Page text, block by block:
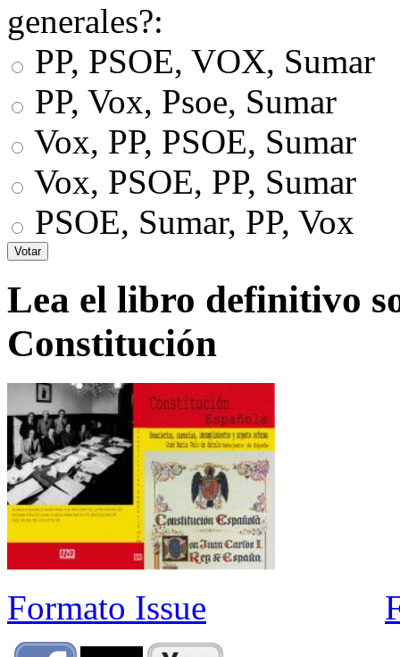
generales?:
PP, PSOE, VOX, Sumar
PP, Vox, Psoe, Sumar
Vox, PP, PSOE, Sumar
Vox, PSOE, PP, Sumar
PSOE, Sumar, PP, Vox
Lea el libro definitivo
Constitución
Formato Issue